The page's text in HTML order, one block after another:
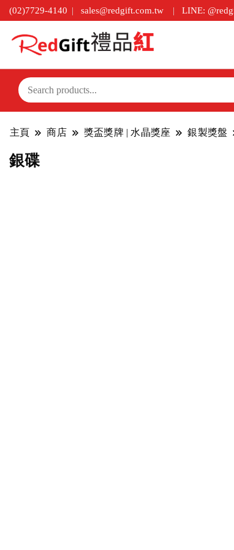
(02)7729-4140 sales@redgift.com.tw LINE:
主頁 商店 獎盃獎牌 | 水晶獎座 銀製獎盤
銀碟